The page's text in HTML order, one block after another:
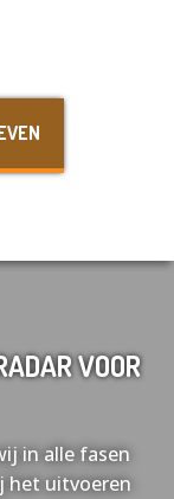
VOOR
in alle fasen
het uitvoeren